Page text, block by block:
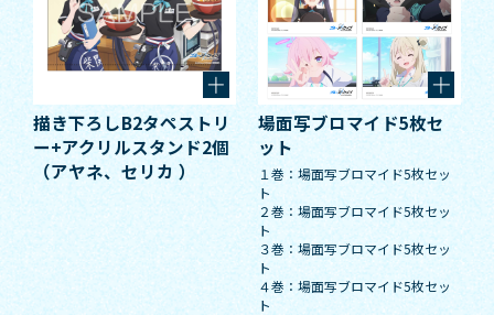
描き下ろしB2タペストリ
ー+アクリルスタンド2個
（アヤネ、セリカ ）
場面写ブロマイド5枚セ
ット
１巻：場面写ブロマイド5枚セッ
ト
２巻：場面写ブロマイド5枚セッ
ト
３巻：場面写ブロマイド5枚セッ
ト
４巻：場面写ブロマイド5枚セッ
ト